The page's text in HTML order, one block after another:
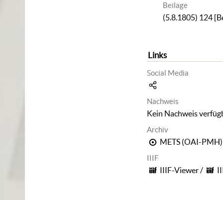
Beilage
(5.8.1805) 124
Links
Social Media
Nachweis
Kein Nachweis
Archiv
METS (OAI-PMH)
IIIF
IIIF-Viewer/